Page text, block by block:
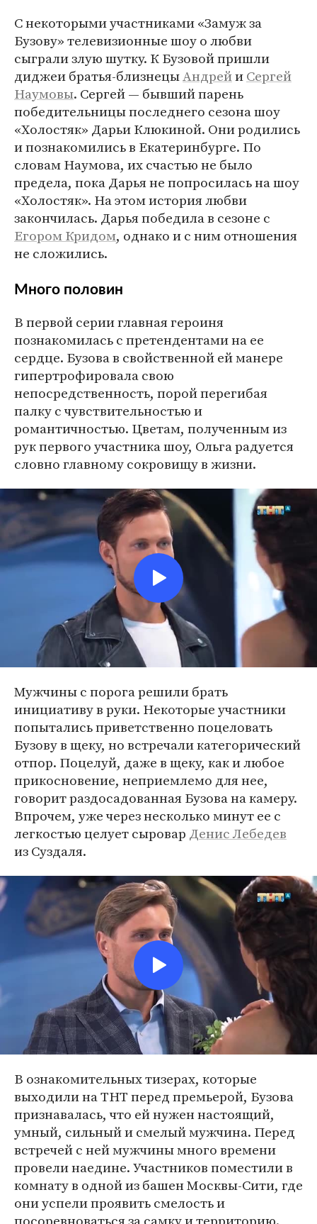
С некоторыми участниками «Замуж за
Бузову» телевизионные шоу о любви
сыграли злую шутку. К Бузовой пришли
диджеи братья-близнецыАндрейиСергей
Наумовы. Сергей — бывший парень
победительницы последнего сезона шоу
«Холостяк» Дарьи Клюкиной. Они родились
и познакомились в Екатеринбурге. По
словам Наумова, их счастью не было
предела, пока Дарья не попросилась на шоу
«Холостяк». На этом история любви
закончилась. Дарья победила в сезоне с
Егором Кридом, однако и с ним отношения
не сложились.
Много половин
В первой серии главная героиня
познакомилась с претендентами на ее
сердце. Бузова в свойственной ей манере
гипертрофировала свою
непосредственность, порой перегибая
палку с чувствительностью и
романтичностью. Цветам, полученным из
рук первого участника шоу, Ольга радуется
словно главному сокровищу в жизни.
Мужчины с порога решили брать
инициативу в руки. Некоторые участники
попытались приветственно поцеловать
Бузову в щеку, но встречали категорический
отпор. Поцелуй, даже в щеку, как и любое
прикосновение, неприемлемо для нее,
говорит раздосадованная Бузова на камеру.
Впрочем, уже через несколько минут ее с
легкостью целует сыровар Денис Лебедев
из Суздаля.
В ознакомительных тизерах, которые
выходили на ТНТ перед премьерой, Бузова
признавалась, что ей нужен настоящий,
умный, сильный и смелый мужчина. Перед
встречей с ней мужчины много времени
провели наедине. Участников поместили в
комнату в одной из башен Москвы-Сити, где
они успели проявить смелость и